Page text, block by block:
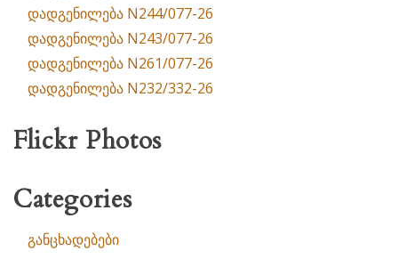
დადგენილება N244/077-26
დადგენილება N243/077-26
დადგენილება N261/077-26
დადგენილება N232/332-26
Flickr Photos
Categories
განცხადებები